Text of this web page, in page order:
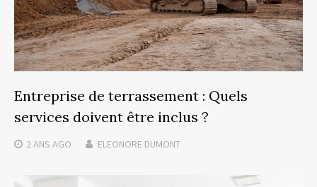
Entreprise de terrassement : Quels
services doivent être inclus ?
2 ANS AGO ELEONORE DUMONT